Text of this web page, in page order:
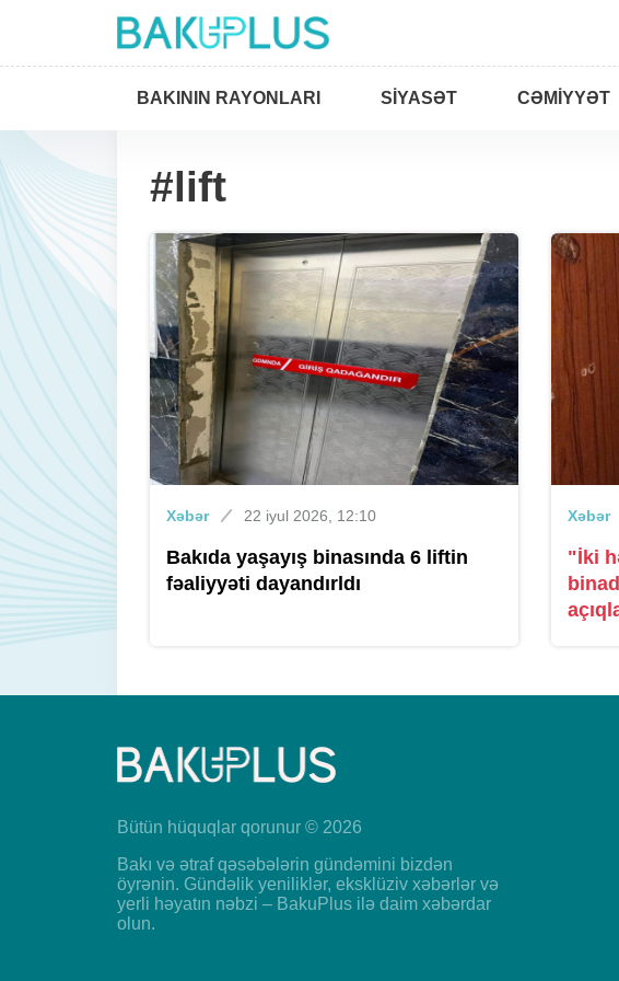
BAKININ RAYONLARI SIYASƏT CƏMIYYƏT
#lift
Xəbər 22 iyul 2026, 12:10
Bakıda yaşayış binasında 6 liftin
fəaliyyəti dayandırldı
Xəbər
"İki
Bütün hüquqlar qorunur © 2026
Bakı və ətraf qəsəbələrin gündəmini bizdən
öyrənin. Gündəlik yeniliklər, eksklüziv xəbərlər və
yerli həyatın nəbzi – BakuPlus ilə daim xəbərdar
olun.